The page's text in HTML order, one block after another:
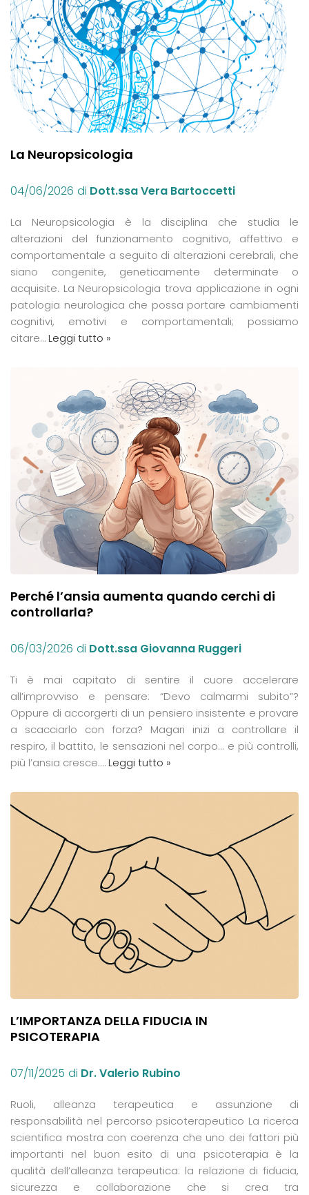
La Neuropsicologia
04/06/2026 di Dott.ssa Vera Bartoccetti
La Neuropsicologia è la disciplina che studia le
alterazioni del funzionamento cognitivo, affettivo e
comportamentale a seguito di alterazioni cerebrali, che
siano congenite, geneticamente determinate o
acquisite. La Neuropsicologia trova applicazione in ogni
patologia neurologica che possa portare cambiamenti
cognitivi, emotivi e comportamentali; possiamo
citare…Leggi tutto »
Perché l’ansia aumenta quando cerchi di
controllarla?
06/03/2026 di Dott.ssa Giovanna Ruggeri
Ti è mai capitato di sentire il cuore accelerare
all’improvviso e pensare: “Devo calmarmi subito”?
Oppure di accorgerti di un pensiero insistente e provare
a scacciarlo con forza? Magari inizi a controllare il
respiro, il battito, le sensazioni nel corpo… e più controlli,
più l’ansia cresce.…Leggi tutto »
L’IMPORTANZA DELLA FIDUCIA IN
PSICOTERAPIA
07/11/2025 di Dr. Valerio Rubino
Ruoli, alleanza terapeutica e assunzione di
responsabilità nel percorso psicoterapeutico La ricerca
scientifica mostra con coerenza che uno dei fattori più
importanti nel buon esito di una psicoterapia è la
qualità dell’alleanza terapeutica: la relazione di fiducia,
sicurezza e collaborazione che si crea tra